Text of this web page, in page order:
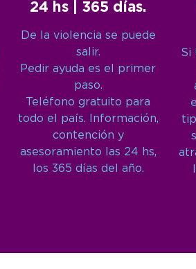
24 hs | 365 días.
De la violencia se puede
salir.
Pedir ayuda es el primer
paso.
Teléfono gratuito para
todo el país. Información,
contención y
asesoramiento las 24 hs,
los 365 días del año.
Si